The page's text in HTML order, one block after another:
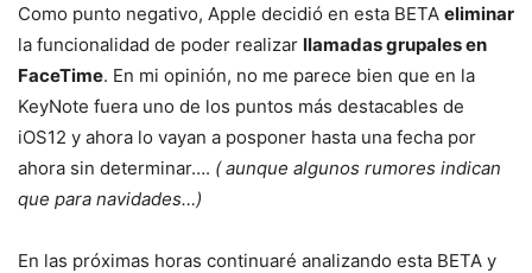
Como punto negativo, Apple decidió en esta BETA eliminar
la funcionalidad de poder realizar llamadas grupales en
FaceTime. En mi opinión, no me parece bien que en la
KeyNote fuera uno de los puntos más destacables de
iOS12 y ahora lo vayan a posponer hasta una fecha por
ahora sin determinar…. ( aunque algunos rumores indican
que para navidades…)
En las próximas horas continuaré analizando esta BETA y